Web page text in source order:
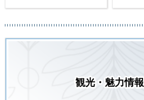
観光・魅力情報